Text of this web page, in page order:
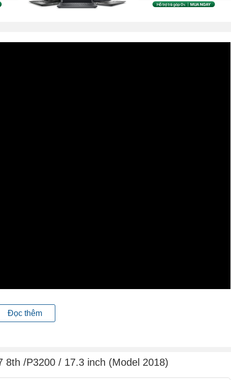
Đọc thêm
8th /P3200 / 17.3 inch (Model 2018)